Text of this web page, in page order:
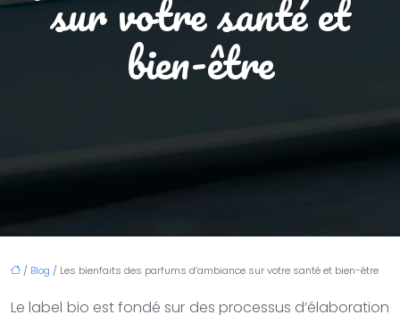
bien-être
/ Blog / Les bienfaits des parfums d’ambiance sur votre santé et bien-être
Le label bio est fondé sur des processus d’élaboration